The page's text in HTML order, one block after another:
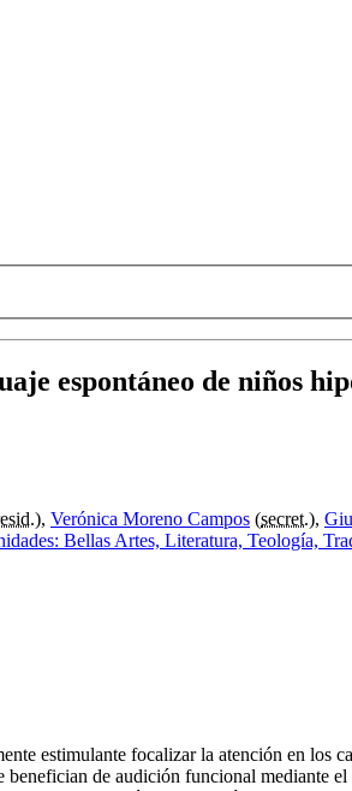
espontáneo de niños
), Verónica Moreno Campos (secret.),
Bellas Artes, Literatura, Teología,
estimulante focalizar la atención en los
benefician de audición funcional mediante